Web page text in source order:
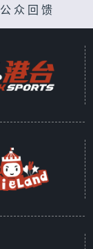
公众回馈